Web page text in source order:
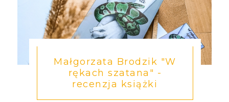
Małgorzata Brodzik "W
rękach szatana" -
recenzja książki